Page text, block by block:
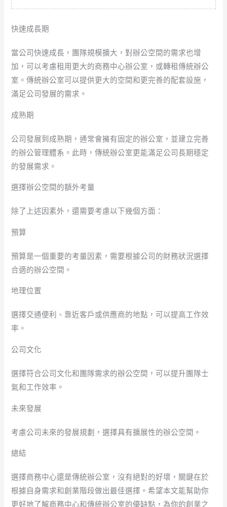
快速成長期
當公司快速成長，團隊規模擴大，對辦公空間的需求也增
加，可以考慮租用更大的商務中心辦公室，或轉租傳統辦公
室。傳統辦公室可以提供更大的空間和更完善的配套設施，
滿足公司發展的需求。
成熟期
公司發展到成熟期，通常會擁有固定的辦公室，並建立完善
的辦公管理體系。此時，傳統辦公室更能滿足公司長期穩定
的發展需求。
選擇辦公空間的額外考量
除了上述因素外，還需要考慮以下幾個方面：
預算
預算是一個重要的考量因素，需要根據公司的財務狀況選擇
合適的辦公空間。
地理位置
選擇交通便利、靠近客戶或供應商的地點，可以提高工作效
率。
公司文化
選擇符合公司文化和團隊需求的辦公空間，可以提升團隊士
氣和工作效率。
未來發展
考慮公司未來的發展規劃，選擇具有擴展性的辦公空間。
總結
選擇商務中心還是傳統辦公室，沒有絕對的好壞，關鍵在於
根據自身需求和創業階段做出最佳選擇。希望本文能幫助你
更好地了解商務中心和傳統辦公室的優缺點，為你的創業之